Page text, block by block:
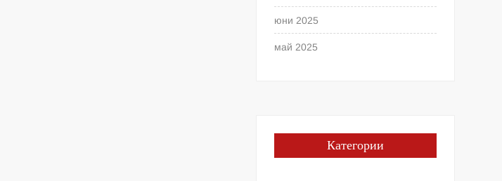
юни 2025
май 2025
Категории